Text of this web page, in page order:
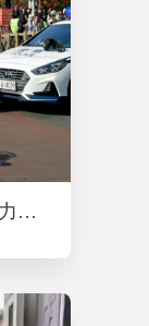
暖心过大年 节日我在岗丨交管部门全力保障春节期间交通秩序安全有序